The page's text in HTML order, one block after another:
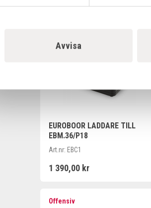
Avvisa
EUROBOOR LADDARE TILL
EBM.36/P18
Art.nr: EBC1
1 390,00 kr
Offensiv